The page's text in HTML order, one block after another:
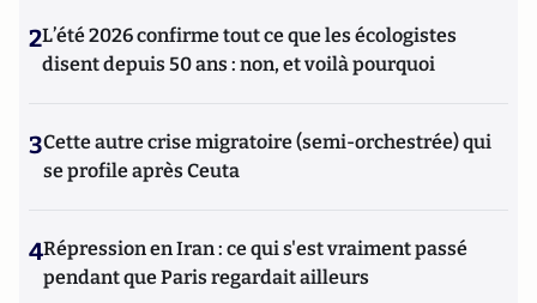
2L’été 2026 confirme tout ce que les écologistes
disent depuis 50 ans : non, et voilà pourquoi
3Cette autre crise migratoire (semi-orchestrée) qui
se profile après Ceuta
4Répression en Iran : ce qui s'est vraiment passé
pendant que Paris regardait ailleurs